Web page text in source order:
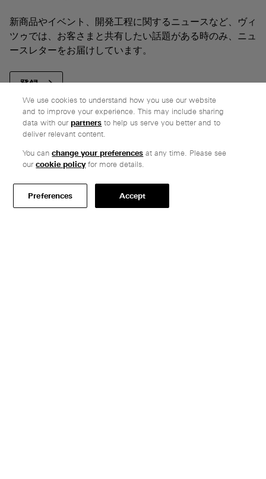
新商品やイベント、開発工程に関するニュースなど、ヴィ
ツゥでは、お客さまと共有したい話題がある時のみ、ニュ
ースレターをお届けしています。
登録
会社
誠実な価格設定
お客様からのコメント
We use cookies to understand how you use our website
and to improve your experience. This may include sharing
data with ourpartners to help us serve you better and to
deliver relevant content.
You canchange your preferences at any time. Please see
ourcookie policyfor more details.
Preferences Accept